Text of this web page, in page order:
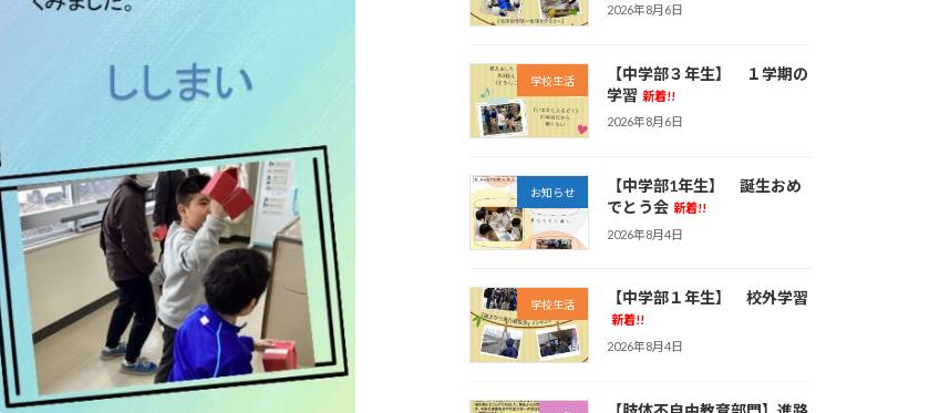
2026年8月6日
学校生活
【中学部３年生】 １学期の
学習 新着!!
2026年8月6日
お知らせ
【中学部1年生】 誕生おめ
でとう会 新着!!
2026年8月4日
学校生活 【中学部１年生】 校外学習
新着!!
2026年8月4日